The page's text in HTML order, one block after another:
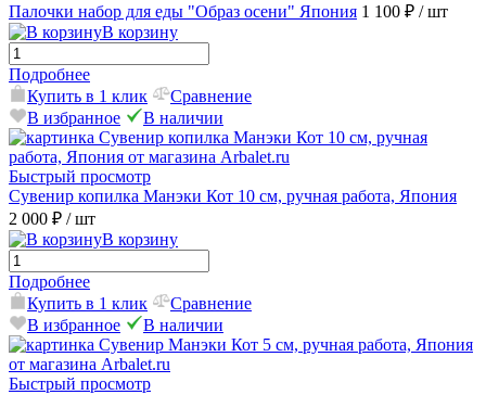
Палочки набор для еды "Образ осени" Япония 1 100 ₽ / шт
В корзину
Подробнее
Купить в 1 клик
Сравнение
В избранное
В наличии
Быстрый просмотр
Сувенир копилка Манэки Кот 10 см, ручная работа, Япония
2 000 ₽ / шт
В корзину
Подробнее
Купить в 1 клик
Сравнение
В избранное
В наличии
Быстрый просмотр